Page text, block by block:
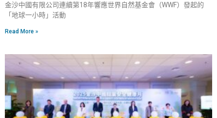
金沙中國有限公司連續第18年響應世界自然基金會（WWF）發起的
「地球一小時」活動
Read More »